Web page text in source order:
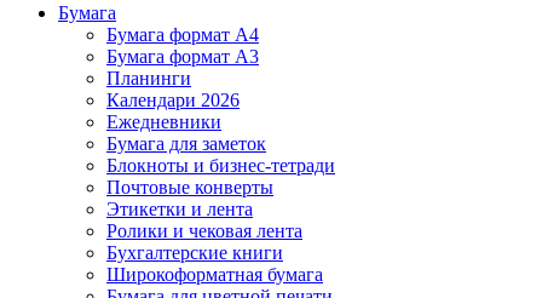
Бумага
Бумага формат А4
Бумага формат А3
Планинги
Календари 2026
Ежедневники
Бумага для заметок
Блокноты и бизнес-тетради
Почтовые конверты
Этикетки и лента
Ролики и чековая лента
Бухгалтерские книги
Широкоформатная бумага